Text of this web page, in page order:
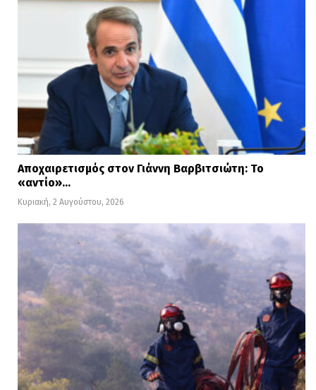
Αποχαιρετισμός στον Γιάννη Βαρβιτσιώτη: Το
«αντίο»…
Κυριακή, 2 Αυγούστου, 2026